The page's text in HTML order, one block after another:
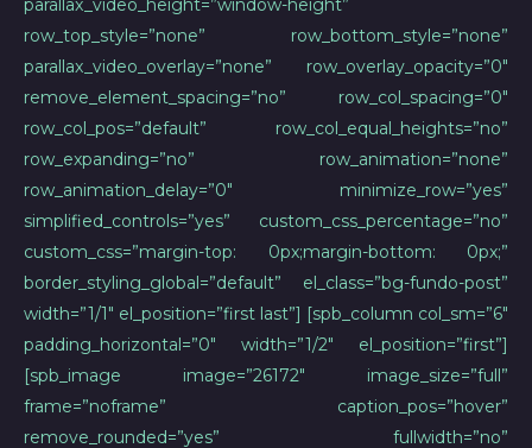
parallax_video_height=”window-height”
row_top_style=”none” row_bottom_style=”none”
parallax_video_overlay=”none” row_overlay_opacity=”0″
remove_element_spacing=”no” row_col_spacing=”0″
row_col_pos=”default” row_col_equal_heights=”no”
row_expanding=”no” row_animation=”none”
row_animation_delay=”0″ minimize_row=”yes”
simplified_controls=”yes” custom_css_percentage=”no”
custom_css=”margin-top: 0px;margin-bottom: 0px;”
border_styling_global=”default” el_class=”bg-fundo-post”
width=”1/1″ el_position=”first last”] [spb_column col_sm=”6″
padding_horizontal=”0″ width=”1/2″ el_position=”first”]
[spb_image image=”26172″ image_size=”full”
frame=”noframe” caption_pos=”hover”
remove_rounded=”yes” fullwidth=”no”